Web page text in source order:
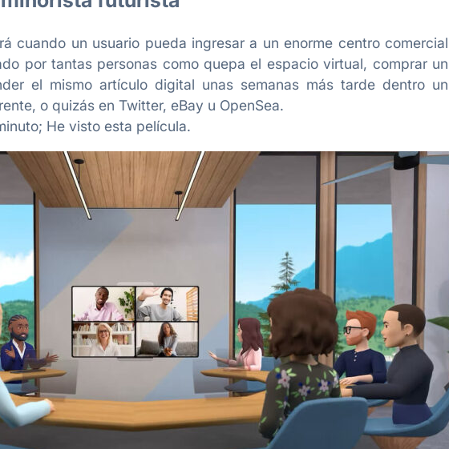
cuando un usuario pueda ingresar a un enorme centro comercial
por tantas personas como quepa el espacio virtual, comprar un
el mismo artículo digital unas semanas más tarde dentro un
o quizás en Twitter, eBay u OpenSea.
He visto esta película.